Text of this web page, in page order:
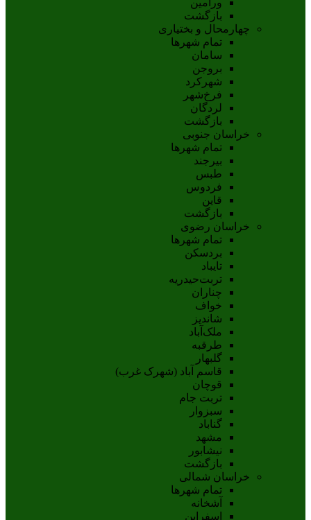
بازگشت
چهارمحال و بختیاری
تمام شهر‌ها
سامان
بروجن
شهرکرد
فرخ‌شهر
لردگان
بازگشت
خراسان جنوبی
تمام شهر‌ها
بيرجند
طبس
فردوس
قاين
بازگشت
خراسان رضوی
تمام شهر‌ها
بردسکن
تایباد
تربت‌حیدریه
چناران
خواف
شاندیز
ملک‌آباد
طرقبه
گلبهار
قاسم آباد (شهرک غرب)
قوچان
تربت جام
سبزوار
گناباد
مشهد
نيشابور
بازگشت
خراسان شمالی
تمام شهر‌ها
آشخانه
اسفراين